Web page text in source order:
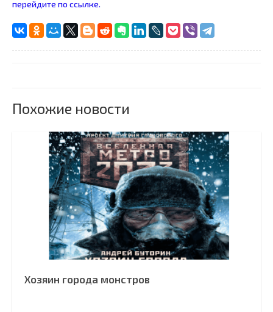
перейдите по ссылке.
Похожие новости
Хозяин города монстров